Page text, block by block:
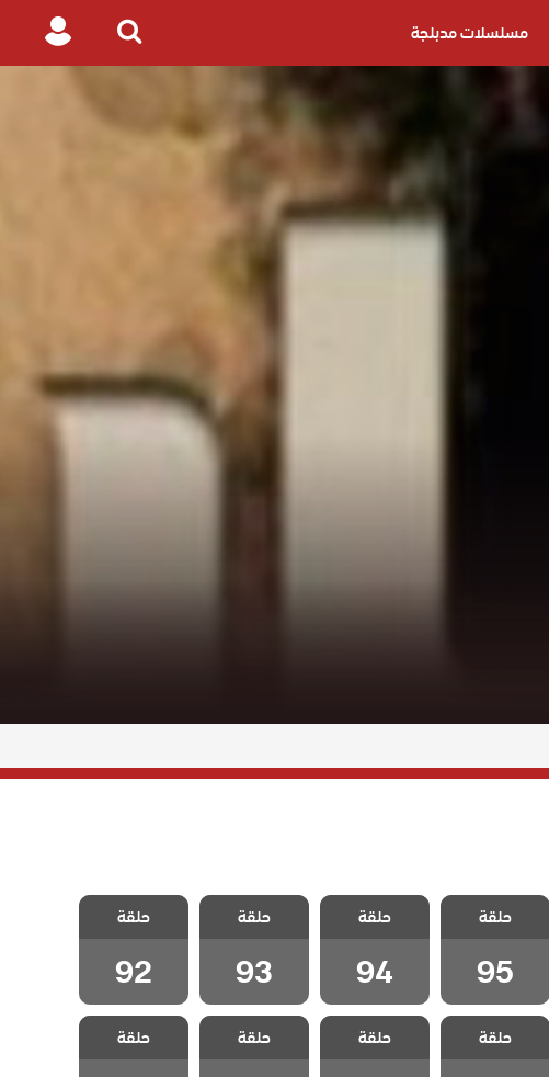
مسلسلات مدبلجة
Search
Login
مسلسل ياسمين
مدبلج الحلقة 95
حلقة
95
مسلسل ياسمين
مدبلج الحلقة 94
حلقة
94
مسلسل ياسمين
مدبلج الحلقة 93
حلقة
93
مسلسل ياسمين
مدبلج الحلقة 92
حلقة
92
مسلسل ياسمين
مدبلج الحلقة 84
حلقة
مسلسل ياسمين
مدبلج الحلقة 83
حلقة
مسلسل ياسمين
مدبلج الحلقة 82
حلقة
مسلسل ياسمين
مدبلج الحلقة 81
حلقة